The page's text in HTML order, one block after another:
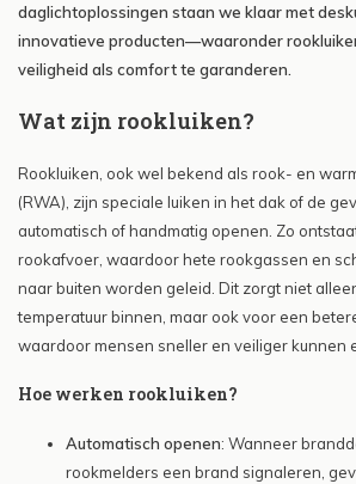
daglichtoplossingen staan we klaar met
innovatieve producten—waaronder
veiligheid als comfort te garanderen.
Wat zijn rookluiken?
Rookluiken, ook wel bekend als rook- en
(RWA), zijn speciale luiken in het dak of de
automatisch of handmatig openen. Zo
rookafvoer, waardoor hete rookgassen en
naar buiten worden geleid. Dit zorgt niet
temperatuur binnen, maar ook voor een
waardoor mensen sneller en veiliger kunnen
Hoe werken rookluiken?
Automatisch openen: Wanneer
rookmelders een brand signaleren,